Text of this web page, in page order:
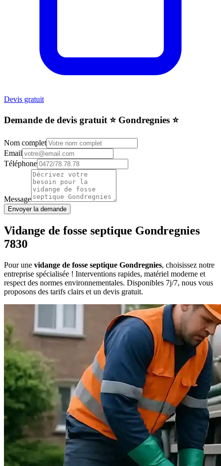
Devis gratuit
Demande de devis gratuit ⭐️ Gondregnies ⭐️
Nom complet
Email
Téléphone
Message
Envoyer la demande
Vidange de fosse septique Gondregnies
7830
Pour une vidange de fosse septique Gondregnies, choisissez notre
entreprise spécialisée ! Interventions rapides, matériel moderne et
respect des normes environnementales. Disponibles 7j/7, nous vous
proposons des tarifs clairs et un devis gratuit.